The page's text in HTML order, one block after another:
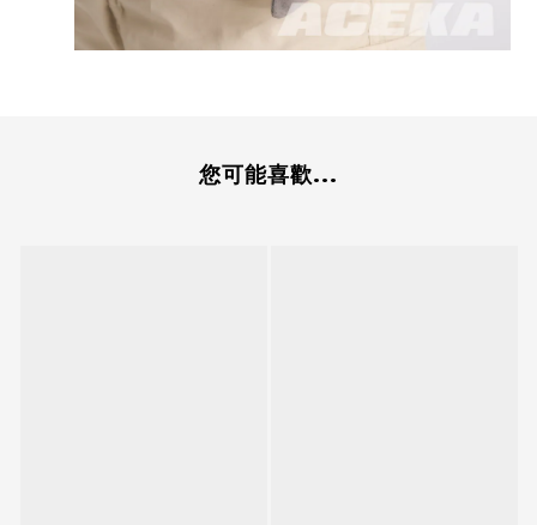
您可能喜歡...